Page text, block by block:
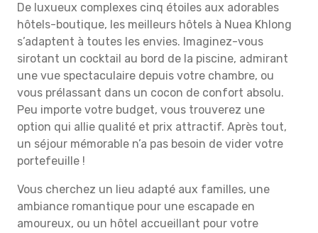
De luxueux complexes cinq étoiles aux adorables
hôtels-boutique, les meilleurs hôtels à Nuea Khlong
s’adaptent à toutes les envies. Imaginez-vous
sirotant un cocktail au bord de la piscine, admirant
une vue spectaculaire depuis votre chambre, ou
vous prélassant dans un cocon de confort absolu.
Peu importe votre budget, vous trouverez une
option qui allie qualité et prix attractif. Après tout,
un séjour mémorable n’a pas besoin de vider votre
portefeuille !
Vous cherchez un lieu adapté aux familles, une
ambiance romantique pour une escapade en
amoureux, ou un hôtel accueillant pour votre